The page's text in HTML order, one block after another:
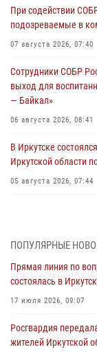
При содействии
подозреваемые в
07 августа 2026, 07:40
Сотрудники СОБР
выход для
— Байкал»
06 августа 2026, 08:41
В Иркутске
Иркутской области
05 августа 2026, 07:44
04 августа 2026, 07:14
Росгвардейцы
03 августа 2026, 04:55
Дню Воздушно-
03 августа 2026, 03:32
ПОПУЛЯРНЫЕ
Прямая линия по
состоялась в
17 июля 2026, 09:07
Росгвардия
жителей Иркутской